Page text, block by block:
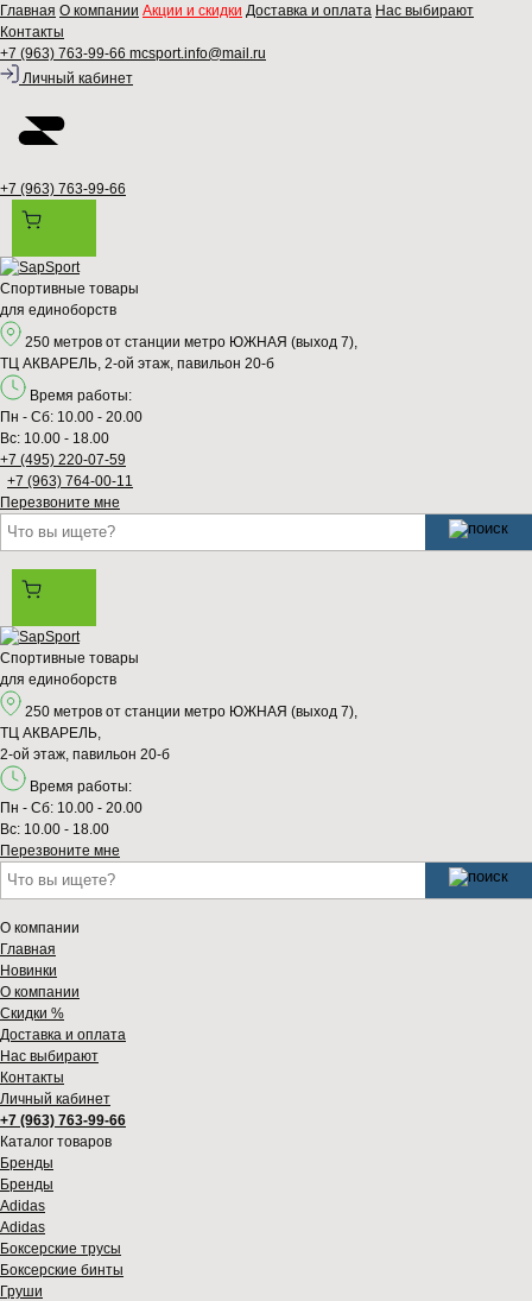
Главная О компании Акции и скидки Доставка и оплата Нас выбирают
Контакты
+7 (963) 763-99-66 mcsport.info@mail.ru
Личный кабинет
+7 (963) 763-99-66
Спортивные товары
для единоборств
250 метров от станции метро ЮЖНАЯ (выход 7),
ТЦ АКВАРЕЛЬ, 2-ой этаж, павильон 20-б
Время работы:
Пн - Сб: 10.00 - 20.00
Вс: 10.00 - 18.00
+7 (495) 220-07-59
+7 (963) 764-00-11
Перезвонитe мне
Спортивные товары
для единоборств
250 метров от станции метро ЮЖНАЯ (выход 7),
ТЦ АКВАРЕЛЬ,
2-ой этаж, павильон 20-б
Время работы:
Пн - Сб: 10.00 - 20.00
Вс: 10.00 - 18.00
Перезвонитe мне
О компании
Главная
Новинки
О компании
Скидки %
Доставка и оплата
Нас выбирают
Контакты
Личный кабинет
+7 (963) 763-99-66
Каталог товаров
Бренды
Бренды
Adidas
Adidas
Боксерские трусы
Боксерские бинты
Груши